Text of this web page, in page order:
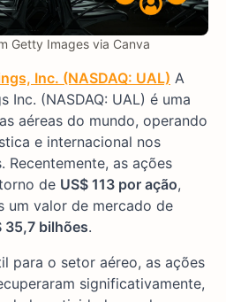
Getty Images via Canva
Inc. (NASDAQ: UAL) A
Inc. (NASDAQ: UAL) é uma
aéreas do mundo, operando
e internacional nos
Recentemente, as ações
de US$ 113 por ação,
um valor de mercado de
35,7 bilhões.
para o setor aéreo, as ações
significativamente,